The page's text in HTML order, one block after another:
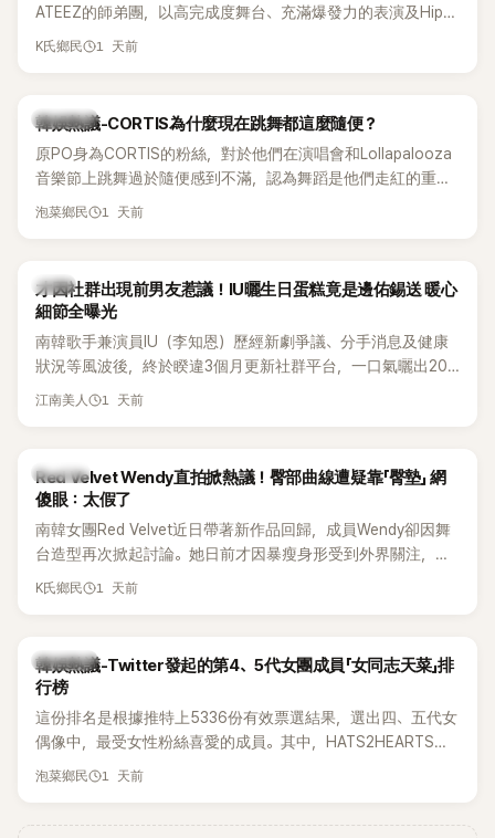
ATEEZ的師弟團，以高完成度舞台、充滿爆發力的表演及Hip-
Hop風格聞名，出道後迅速累積大批海內外粉絲，近年也陸續
K氏鄉民 1 天前
熱議討論
韓娛熱議-CORTIS為什麼現在跳舞都這麼隨便？
原PO身為CORTIS的粉絲，對於他們在演唱會和Lollapalooza
音樂節上跳舞過於隨便感到不滿，認為舞蹈是他們走紅的重要
原因，希望他們能更認真地表演。
泡菜鄉民 1 天前
韓星
才因社群出現前男友惹議！IU曬生日蛋糕竟是邊佑錫送 暖心
細節全曝光
南韓歌手兼演員IU（李知恩）歷經新劇爭議、分手消息及健康
狀況等風波後，終於睽違3個月更新社群平台，一口氣曬出20
張近況照，讓大批粉絲又驚又喜。其中，一張生日蛋糕照意外
江南美人 1 天前
K-POP
Red Velvet Wendy直拍掀熱議！臀部曲線遭疑靠「臀墊」 網
傻眼：太假了
南韓女團Red Velvet近日帶著新作品回歸，成員Wendy卻因舞
台造型再次掀起討論。她日前才因暴瘦身形受到外界關注，又
被質疑在舞台上使用臀墊，如今最新打歌舞台曝光後，再度因
K氏鄉民 1 天前
熱議討論
韓娛熱議-Twitter發起的第4、5代女團成員「女同志天菜」排
行榜
這份排名是根據推特上5336份有效票選結果，選出四、五代女
偶像中，最受女性粉絲喜愛的成員。其中，HATS2HEARTS成
員包攬了前三名，展現了她們在女性社群中的高人氣。
泡菜鄉民 1 天前